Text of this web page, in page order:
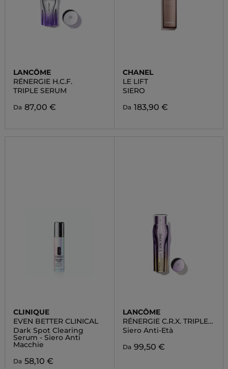
LANCÔME
RÉNERGIE H.C.F.
TRIPLE SERUM
Da 87,00 €
CHANEL
LE LIFT
SIERO
Da 183,90 €
CLINIQUE
EVEN BETTER CLINICAL
Dark Spot Clearing
Serum - Siero Anti
Macchie
Da 58,10 €
LANCÔME
RÉNERGIE C.R.X. TRIPLE
SERUM RETINOL
Siero Anti-Età
Da 99,50 €